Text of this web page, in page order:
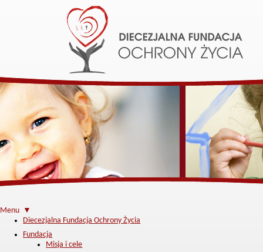
Menu ▼
Diecezjalna Fundacja Ochrony Życia
Fundacja
Misja i cele